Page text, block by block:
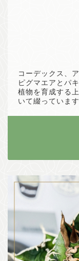
コーデックス、
ピグマエアとパ
植物を育成する
いて綴っています